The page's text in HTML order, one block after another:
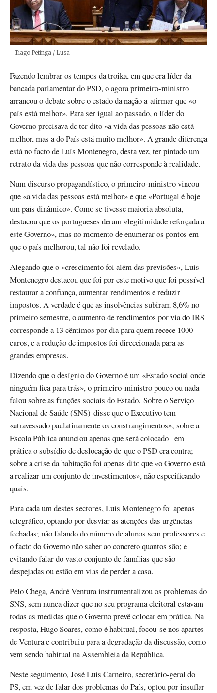
Créditos
Tiago Petinga / Lusa
Fazendo lembrar os tempos da troika, em que era líder da
bancada parlamentar do PSD, o agora primeiro-ministro
arrancou o debate sobre o estado da nação a afirmar que «o
país está melhor». Para ser igual ao passado, o líder do
Governo precisava de ter dito «a vida das pessoas não está
melhor, mas a do País está muito melhor». A grande diferença
está no facto de Luís Montenegro, desta vez, ter pintado um
retrato da vida das pessoas que não corresponde à realidade.
Num discurso propagandístico, o primeiro-ministro vincou
que «a vida das pessoas está melhor» e que «Portugal é hoje
um país dinâmico». Como se tivesse maioria absoluta,
destacou que os portugueses deram «legitimidade reforçada a
este Governo», mas no momento de enumerar os pontos em
que o país melhorou, tal não foi revelado.
Alegando que o «crescimento foi além das previsões», Luís
Montenegro destacou que foi por este motivo que foi possível
restaurar a confiança, aumentar rendimentos e reduzir
impostos. A verdade é que as insolvências subiram 8,6% no
primeiro semestre, o aumento de rendimentos por via do IRS
corresponde a 13 cêntimos por dia para quem recece 1000
euros, e a redução de impostos foi direccionada para as
grandes empresas.
Dizendo que o desígnio do Governo é um «Estado social onde
ninguém fica para trás», o primeiro-ministro pouco ou nada
falou sobre as funções sociais do Estado. Sobre o Serviço
Nacional de Saúde (SNS) disse que o Executivo tem
«atravessado paulatinamente os constrangimentos»; sobre a
Escola Pública anunciou apenas que será colocado em
prática o subsídio de deslocação de que o PSD era contra;
sobre a crise da habitação foi apenas dito que «o Governo está
a realizar um conjunto de investimentos», não especificando
quais.
Para cada um destes sectores, Luís Montenegro foi apenas
telegráfico, optando por desviar as atenções das urgências
fechadas; não falando do número de alunos sem professores e
o facto do Governo não saber ao concreto quantos são; e
evitando falar do vasto conjunto de famílias que são
despejadas ou estão em vias de perder a casa.
Pelo Chega, André Ventura instrumentalizou os problemas do
SNS, sem nunca dizer que no seu programa eleitoral estavam
todas as medidas que o Governo prevê colocar em prática. Na
resposta, Hugo Soares, como é habitual, focou-se nos apartes
de Ventura e contribuiu para a degradação da discussão, como
vem sendo habitual na Assembleia da República.
Neste seguimento, José Luís Carneiro, secretário-geral do
PS, em vez de falar dos problemas do País, optou por insuflar